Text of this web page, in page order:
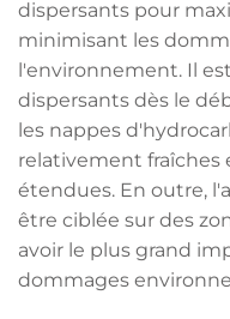
dispersants pour
minimisant les
l'environnement. Il
dispersants dès le
les nappes
relativement fraîches
étendues. En outre,
être ciblée sur des
avoir le plus grand
dommages